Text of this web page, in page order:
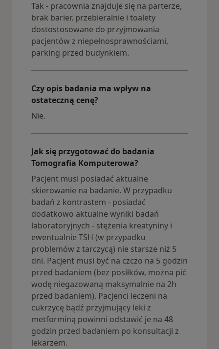
Tak - pracownia znajduje się na parterze,
brak barier, przebieralnie i toalety
dostostosowane do przyjmowania
pacjentów z niepełnosprawnościami,
parking przed budynkiem.
Czy opis badania ma wpływ na
ostateczną cenę?
Nie.
Jak się przygotować do badania
Tomografia Komputerowa?
Pacjent musi posiadać aktualne
skierowanie na badanie. W przypadku
badań z kontrastem - posiadać
dodatkowo aktualne wyniki badań
laboratoryjnych - stężenia kreatyniny i
ewentualnie TSH (w przypadku
problemów z tarczycą) nie starsze niż 5
dni. Pacjent musi być na czczo na 5 godzin
przed badaniem (bez posiłków, można pić
wodę niegazowaną maksymalnie na 2h
przed badaniem). Pacjenci leczeni na
cukrzycę bądź przyjmujący leki z
metforminą powinni odstawić je na 48
godzin przed badaniem po konsultacji z
lekarzem.